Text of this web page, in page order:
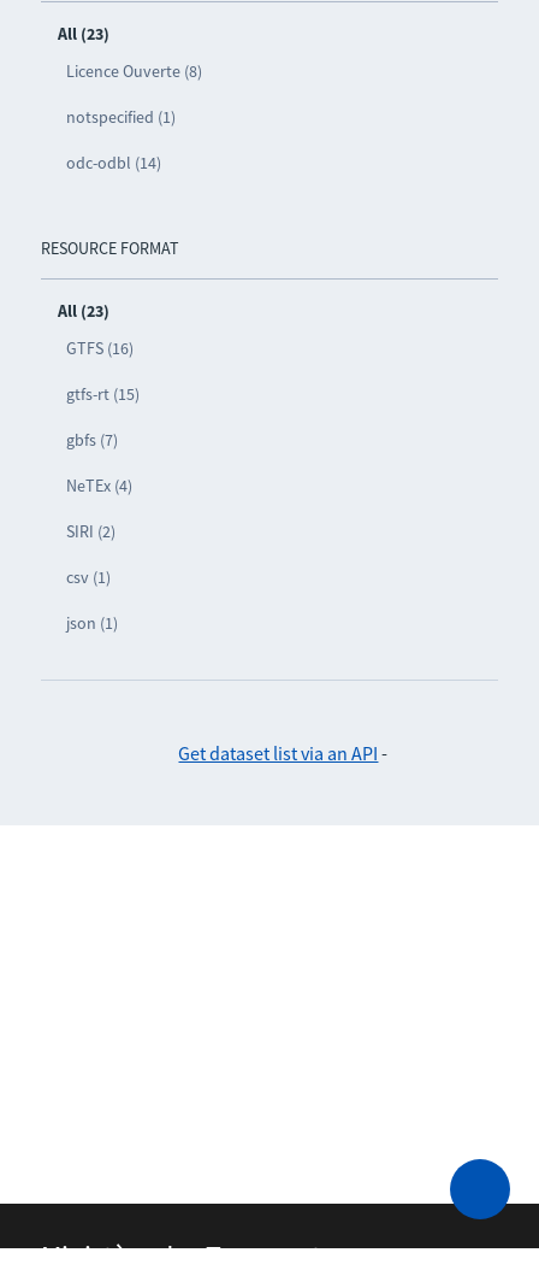
All (23)
Licence Ouverte (8)
notspecified (1)
odc-odbl (14)
RESOURCE FORMAT
All (23)
GTFS (16)
gtfs-rt (15)
gbfs (7)
NeTEx (4)
SIRI (2)
csv (1)
json (1)
Get dataset list via an API -
Ministère des Transports